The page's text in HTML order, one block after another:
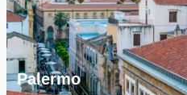
Palermo